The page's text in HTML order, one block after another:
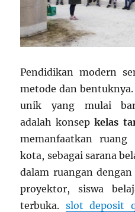
Pendidikan modern
metode dan
unik yang mulai
adalah konsepkelas
memanfaatkan
kota, sebagai sarana
dalam ruangan
proyektor, siswa
terbuka. slot deposit